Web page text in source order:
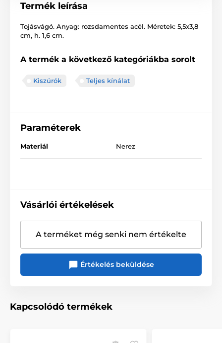
Termék leírása
Tojásvágó. Anyag: rozsdamentes acél. Méretek: 5,5x3,8
cm, h. 1,6 cm.
A termék a következő kategóriákba sorolt
Kiszúrók Teljes kínálat
Paraméterek
Materiál Nerez
Vásárlói értékelések
A terméket még senki nem értékelte
Értékelés beküldése
Kapcsolódó termékek